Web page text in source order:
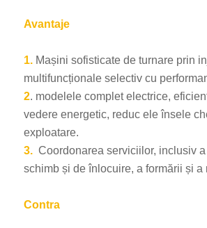
Avantaje
1.Mașini sofisticate de turnare prin
multifuncționale selectiv cu
2. modelele complet electrice,
vedere energetic, reduc ele însele
exploatare.
3. Coordonarea serviciilor, inclusiv
schimb și de înlocuire, a formării și a
Contra